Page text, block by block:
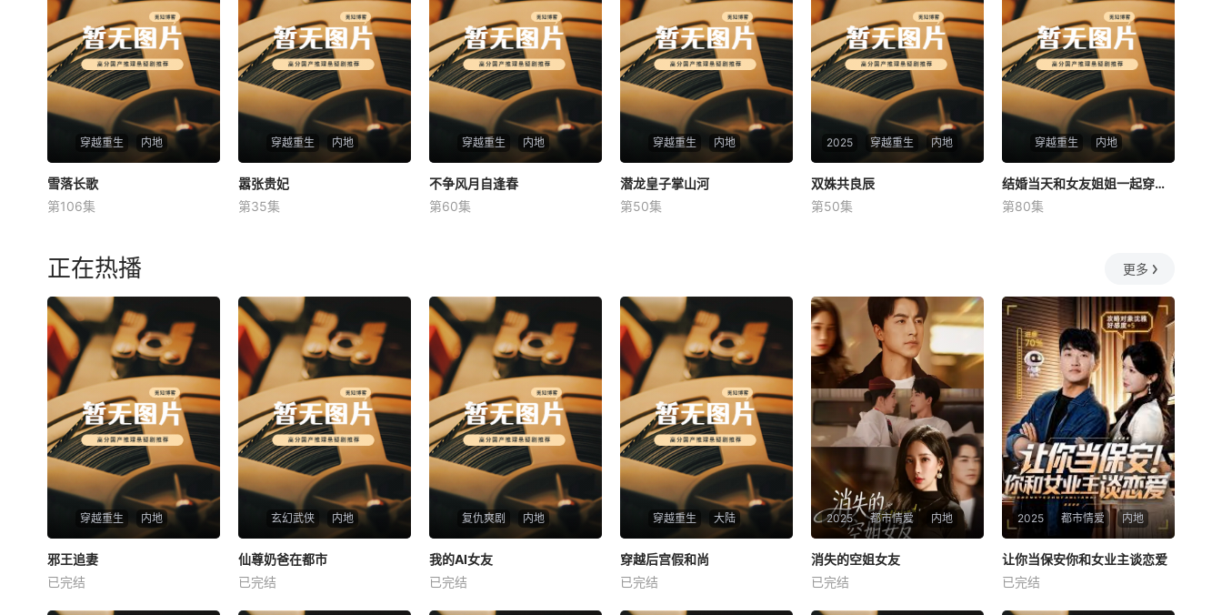
穿越重生 内地
雪落长歌
未知
雪落长歌
第106集
穿越重生 内地
嚣张贵妃
未知
嚣张贵妃
第35集
穿越重生 内地
不争风月自逢春
未知
不争风月自逢春
第60集
穿越重生 内地
潜龙皇子掌山河
未知
潜龙皇子掌山河
第50集
2025 穿越重生 内地
双姝共良辰
未知
双姝共良辰
第50集
穿越重生 内地
结婚当天和女友姐姐一起穿越了
何釗遠、邵依蕊
结婚当天和女友姐姐一起穿越了
第80集
正在热播 更多
穿越重生 内地
邪王追妻
未知
邪王追妻
已完结
玄幻武侠 内地
仙尊奶爸在都市
未知
仙尊奶爸在都市
已完结
复仇爽剧 内地
我的AI女友
未知
我的AI女友
已完结
穿越重生 大陆
穿越后宫假和尚
未知
穿越后宫假和尚
已完结
2025 都市情爱 内地
消失的空姐女友
未知
消失的空姐女友
已完结
2025 都市情爱 内地
未知
让你当保安你和女业主谈恋爱
已完结